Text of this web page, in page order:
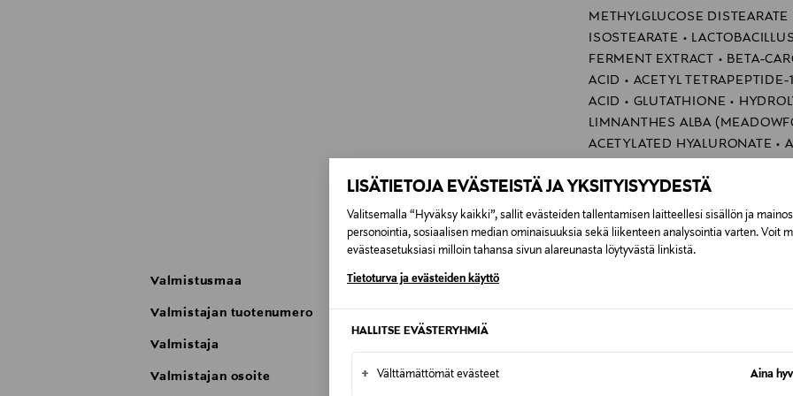
LISÄTIETOJA EVÄSTEISTÄ JA YKSITYISYYDESTÄ
Valitsemalla “Hyväksy kaikki”, sallit evästeiden tallentamisen laitteellesi sisällön ja
personointia, sosiaalisen median ominaisuuksia sekä liikenteen analysointia varten. Voit
evästeasetuksiasi milloin tahansa sivun alareunasta löytyvästä linkistä.
Tietoturva ja evästeiden käyttö
HALLITSE EVÄSTERYHMIÄ
+ Välttämättömät evästeet Aina
METHYLGLUCOSE
ISOSTEARATE •
FERMENT EXTRACT • BETA-
ACID • ACETYL TETRAPEPTIDE-
ACID • GLUTATHIONE •
LIMNANTHES ALBA
ACETYLATED HYALURONATE •
HYDROXYETHYL ACRYLATE/
COPOLYMER • GLYCERYL
POLYSILICONE-11 • DISODIUM
HYALURONATE CROSSPOLYMER
Valmistusmaa
Valmistajan tuotenumero
Valmistaja
Valmistajan osoite 29 Avenue Montaigne, 75008